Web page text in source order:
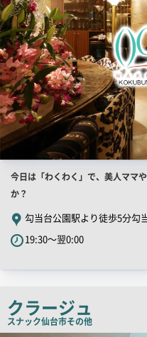
店
舗
PR
キ
ャ
ピ
ー
今日は「わくわく」で、美人ママ
か？
勾当台公園駅より徒歩5分勾
19:30～翌0:00
クラージュ
スナック仙台市その他